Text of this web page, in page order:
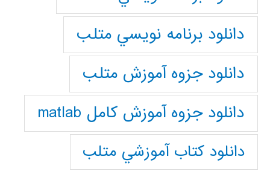
دانلود برنامه نويسي متلب
دانلود جزوه آموزش متلب
دانلود جزوه آموزش کامل matlab
دانلود كتاب آموزشي متلب